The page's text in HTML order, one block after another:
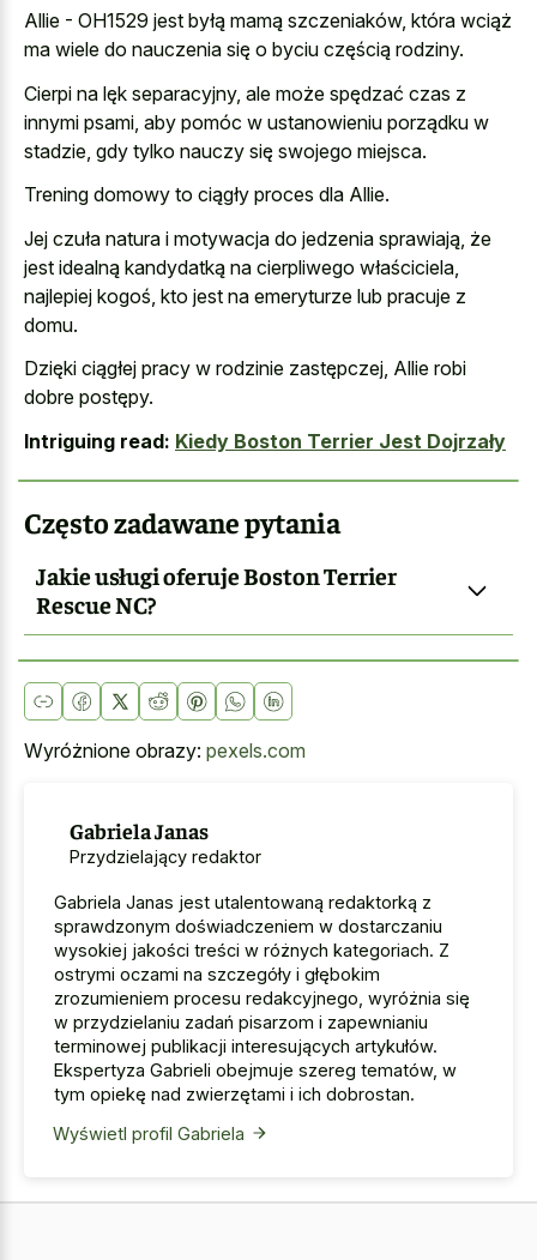
Allie - OH1529 jest byłą mamą szczeniaków, która wciąż
ma wiele do nauczenia się o byciu częścią rodziny.
Cierpi na lęk separacyjny, ale może spędzać czas z
innymi psami, aby pomóc w ustanowieniu porządku w
stadzie, gdy tylko nauczy się swojego miejsca.
Trening domowy to ciągły proces dla Allie.
Jej czuła natura i motywacja do jedzenia sprawiają, że
jest idealną kandydatką na cierpliwego właściciela,
najlepiej kogoś, kto jest na emeryturze lub pracuje z
domu.
Dzięki ciągłej pracy w rodzinie zastępczej, Allie robi
dobre postępy.
Intriguing read: Kiedy Boston Terrier Jest Dojrzały
Często zadawane pytania
Jakie usługi oferuje Boston Terrier
Rescue NC?
Wyróżnione obrazy: pexels.com
Gabriela Janas
Przydzielający redaktor
Gabriela Janas jest utalentowaną redaktorką z
sprawdzonym doświadczeniem w dostarczaniu
wysokiej jakości treści w różnych kategoriach. Z
ostrymi oczami na szczegóły i głębokim
zrozumieniem procesu redakcyjnego, wyróżnia się
w przydzielaniu zadań pisarzom i zapewnianiu
terminowej publikacji interesujących artykułów.
Ekspertyza Gabrieli obejmuje szereg tematów, w
tym opiekę nad zwierzętami i ich dobrostan.
Wyświetl profil Gabriela